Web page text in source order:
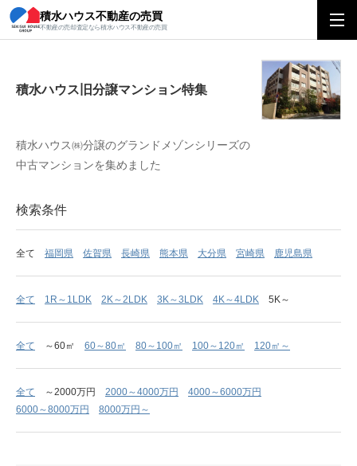
積水ハウス不動産の売買
不動産の売却査定なら積水ハウス不動産の売買
積水ハウス旧分譲マンション特集
積水ハウス旧分譲マンション特集
積水ハウス㈱分譲のグランドメゾンシリーズの
中古マンションを集めました
検索条件
全て 福岡県 佐賀県 長崎県 熊本県 大分県 宮崎県 鹿児島県
全て 1R～1LDK 2K～2LDK 3K～3LDK 4K～4LDK 5K～
全て ～60㎡ 60～80㎡ 80～100㎡ 100～120㎡ 120㎡～
全て ～2000万円 2000～4000万円
4000～6000万円
6000～8000万円
8000万円～